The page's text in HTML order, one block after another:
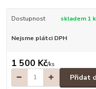
Dostupnost skladem 1
Nejsme plátci DPH
1 500 Kč/ks
Přidat